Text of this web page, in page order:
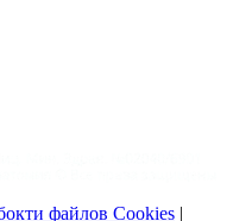
файлов Cookies